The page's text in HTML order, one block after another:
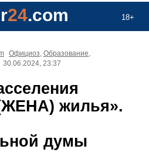
18+
24.com
Официоз, Образование,
30.06.2024, 23:37
жилья».
думы